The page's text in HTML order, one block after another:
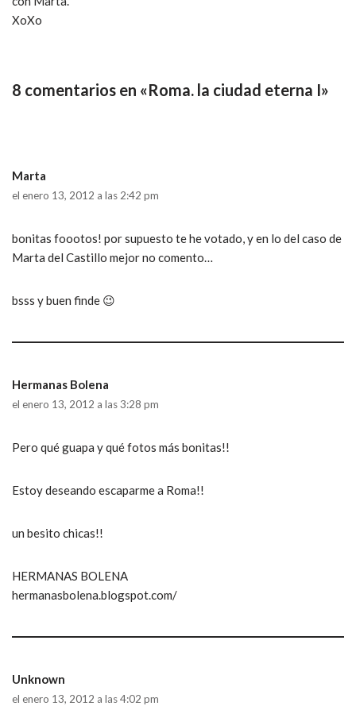
XoXo
8 comentarios en «Roma. la ciudad eterna I»
Marta
el enero 13, 2012 a las 2:42 pm
bonitas foootos! por supuesto te he votado, y en lo del caso de
Marta del Castillo mejor no comento…
bsss y buen finde 😉
Hermanas Bolena
el enero 13, 2012 a las 3:28 pm
Pero qué guapa y qué fotos más bonitas!!
Estoy deseando escaparme a Roma!!
un besito chicas!!
HERMANAS BOLENA
hermanasbolena.blogspot.com/
Unknown
el enero 13, 2012 a las 4:02 pm